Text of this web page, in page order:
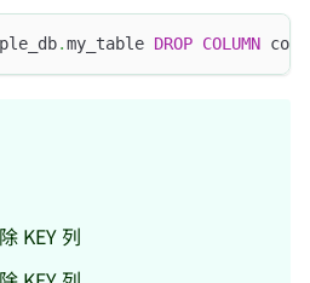
.my_table DROP COLUMN col1
KEY 列